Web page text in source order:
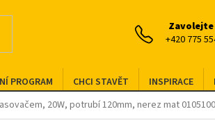
Zavolejte
+420 775
PROGRAM CHCI STAVĚT INSPIRACE
20W, potrubí 120mm, nerez mat